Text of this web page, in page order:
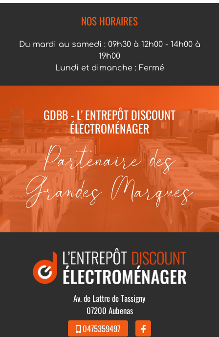
NOS HORAIRES
Du mardi au samedi : 09h30 à 12h00 - 14h00 à
19h00
Lundi et dimanche : Fermé
GDBB - L' ENTREPÔT DISCOUNT
ÉLECTROMÉNAGER
Partenaire des
Grandes Marques
Av. de Lattre de Tassigny
07200 Aubenas
0475359497